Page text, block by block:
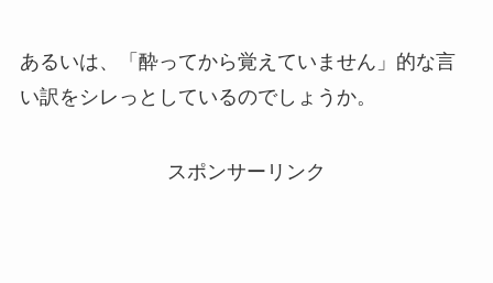
あるいは、「酔ってから覚えていません」的な言
い訳をシレっとしているのでしょうか。
スポンサーリンク